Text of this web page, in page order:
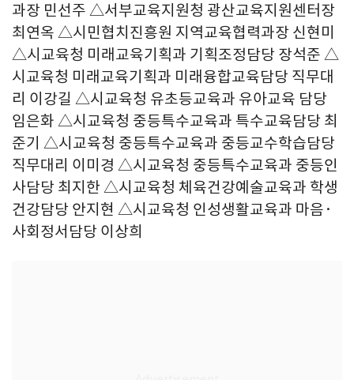
과장 민선주 △서부교육지원청 광산교육지원센터장
최연옥 △시민협치진흥원 지역교육협력과장 신현미
△시교육청 미래교육기획과 기획조정담당 장석준 △
시교육청 미래교육기획과 미래융합교육담당 직무대
리 이강길 △시교육청 유초등교육과 유아교육 담당
임은화 △시교육청 중등특수교육과 특수교육담당 최
준기 △시교육청 중등특수교육과 중등교수학습담당
직무대리 이미경 △시교육청 중등특수교육과 중등인
사담당 최지한 △시교육청 체육건강예술교육과 학생
건강담당 안지현 △시교육청 인성생활교육과 마음·
사회정서담당 이상희